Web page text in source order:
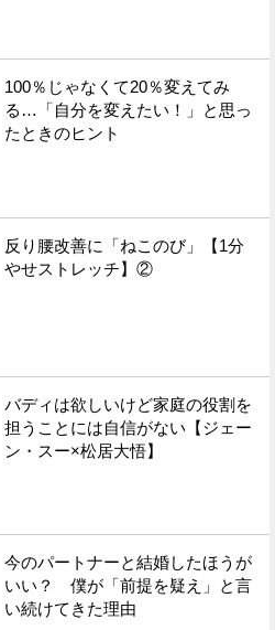
100％じゃなくて20％変えてみ
る…「自分を変えたい！」と思っ
たときのヒント
反り腰改善に「ねこのび」【1分
やせストレッチ】②
バディは欲しいけど家庭の役割を
担うことには自信がない【ジェー
ン・スー×松居大悟】
今のパートナーと結婚したほうが
いい？ 僕が「前提を疑え」と言
い続けてきた理由